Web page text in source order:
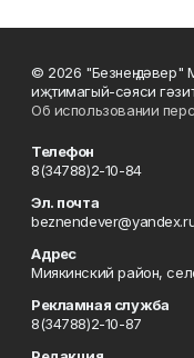
© 2026 "Безнең дәвер"
иҗтимагый-сәяси
Об использовании
Телефон
8(34788)2-10-84
Эл. почта
Адрес
Миякинский район,
Рекламная служба
8(34788)2-10-87